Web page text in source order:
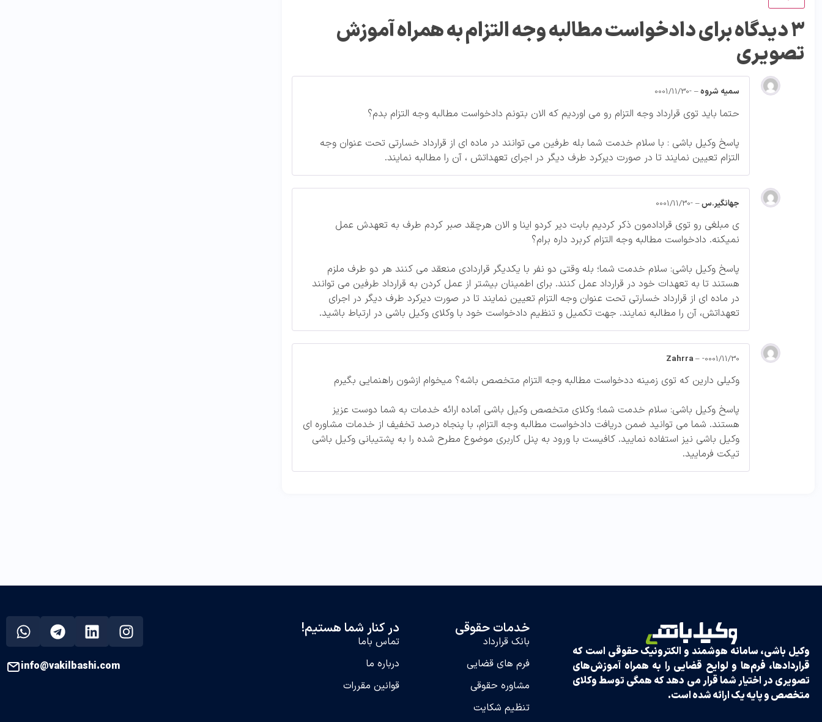
3 دیدگاه برای دادخواست مطالبه وجه التزام به همراه آموزش
تصویری
سمیه شروه–
-0001/11/30
حتما باید توی قرارداد وجه التزام رو می اوردیم که الان بتونم دادخواست مطالبه وجه التزام بدم؟
پاسخ وکیل باشی : با سلام خدمت شما بله طرفین می توانند در ماده ای از قرارداد خسارتی تحت عنوان وجه
التزام تعیین نمایند تا در صورت دیرکرد طرف دیگر در اجرای تعهداتش ، آن را مطالبه نمایند.
جهانگیر.س–
-0001/11/30
ی مبلغی رو توی قرادادمون ذکر کردیم بابت دیر کردو اینا و الان هرچقد صبر کردم طرف به تعهدش عمل
نمیکنه. دادخواست مطالبه وجه التزام کربرد داره برام؟
پاسخ وکیل باشی: سلام خدمت شما؛ بله وقتی دو نفر با یکدیگر قراردادی منعقد می کنند هر دو طرف ملزم
هستند تا به تعهدات خود در قرارداد عمل کنند. برای اطمینان بیشتر از عمل کردن به قرارداد طرفین می توانند
در ماده ای از قرارداد خسارتی تحت عنوان وجه التزام تعیین نمایند تا در صورت دیرکرد طرف دیگر در اجرای
تعهداتش، آن را مطالبه نمایند. جهت تکمیل و تنظیم دادخواست خود با وکلای وکیل باشی در ارتباط باشید.
Zahrra– -0001/11/30
وکیلی دارین که توی زمینه ددخواست مطالبه وجه التزام متخصص باشه؟ میخوام ازشون راهنمایی بگیرم
پاسخ وکیل باشی: سلام خدمت شما؛ وکلای متخصص وکیل باشی آماده ارائه خدمات به شما دوست عزیز
هستند. شما می توانید ضمن دریافت دادخواست مطالبه وجه التزام، با پنجاه درصد تخفیف از خدمات مشاوره ای
وکیل باشی نیز استفاده نمایید. کافیست با ورود به پنل کاربری موضوع مطرح شده را به پشتیبانی وکیل باشی
تیکت فرمایید.
وکیل باشی، سامانه هوشمند و الکترونیک حقوقی است که
قراردادها، فرم‌ها و لوایح قضایی را به همراه آموزش‌های
تصویری در اختیار شما قرار می دهد که همگی توسط وکلای
متخصص و پایه یک ارائه شده است.
خدمات حقوقی
بانک قرارداد
فرم های قضایی
مشاوره حقوقی
تنظیم شکایت
در کنار شما هستیم!
تماس‌ باما
درباره ما
قوانین مقررات
info@vakilbashi.com